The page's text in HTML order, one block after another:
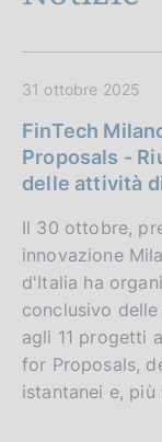
31 ottobre 2025
FinTech
Proposals -
delle attività
Il 30 ottobre,
innovazione
d'Italia ha
conclusivo
agli 11 progetti
for Proposals,
istantanei e, più